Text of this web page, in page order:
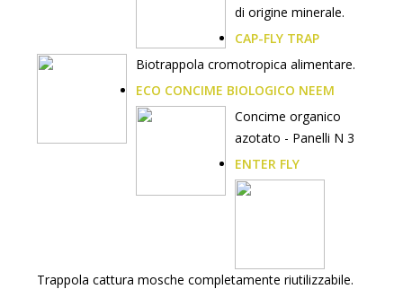
di origine minerale.
CAP-FLY TRAP
Biotrappola cromotropica alimentare.
ECO CONCIME BIOLOGICO NEEM
Concime organico
azotato - Panelli N 3
ENTER FLY
Trappola cattura mosche completamente riutilizzabile.